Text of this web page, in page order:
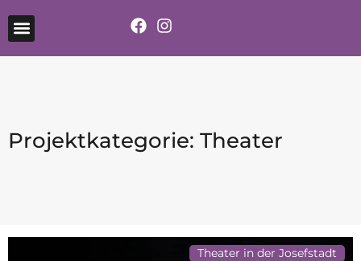
Projektkategorie: Theater
Theater in der Josefstadt